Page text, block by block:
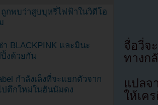
จื่อวี่จ
ทางก
แปล
ให้เค
กพบว่าสูบบุหรี่ไฟฟ้าในวิดีโอ
BLACKPINK และมินะ
งด้วยกัน
กำลังเล็งที่จะแยกตัวจาก
ตึกใหม่ในฮันนัมดง